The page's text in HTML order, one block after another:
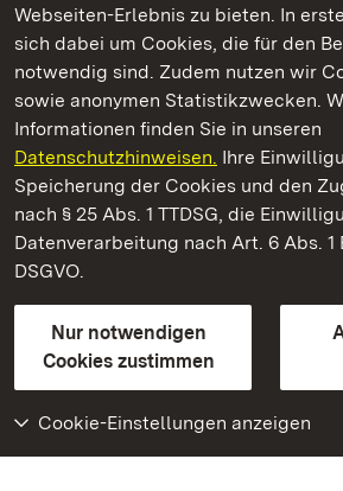
Webseiten-Erlebnis zu bieten. In
sich dabei um Cookies, die für den
notwendig sind. Zudem nutzen wir
sowie anonymen Statistikzwecken.
Informationen finden Sie in unseren
Datenschutzhinweisen. Ihre
Speicherung der Cookies und den
nach § 25 Abs. 1 TTDSG, die
Datenverarbeitung nach Art. 6 Abs. 1
DSGVO.
Nur notwendigen
Cookies zustimmen
Cookie-Einstellungen anzeigen
Kommen. Staunen. Genießen.
Kloster Maulbronn
Staatliche Schlösser und Gärten
Kontakt
GebärdenspracheLeichte Sprache
Erklärung zur Barrierefreiheit
BITV-konform (geprüfte Seiten)
Weiteres